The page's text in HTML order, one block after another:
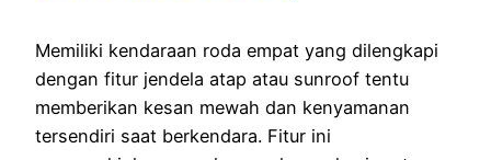
Memiliki kendaraan roda empat yang dilengkapi
dengan fitur jendela atap atau sunroof tentu
memberikan kesan mewah dan kenyamanan
tersendiri saat berkendara. Fitur ini